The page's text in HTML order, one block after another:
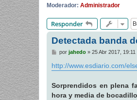
Moderador: Administrador
Responder
Detectada banda
M
n
s
e
por jahedo» 25 Abr 2017, 19:11
http://www.esdiario.com/
Sorprendidos en plena
hora y media de